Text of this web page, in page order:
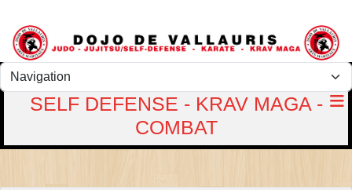
SELF DEFENSE - KRAV MAGA -
COMBAT